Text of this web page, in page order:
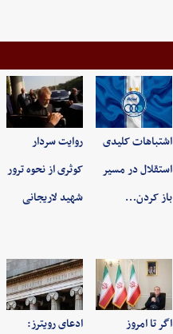
اشتباهات کلیدی
استقلال در مسیر
باز کردن…
روایت سردار
کوثری از نحوه ترور
شهید لاریجانی
اگر تا امروز
ادعای رویترز: